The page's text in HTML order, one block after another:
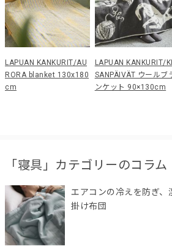
LAPUAN KANKURIT/AU
RORA blanket 130x180
cm
LAPUAN KANKURIT/
SANPÄIVÄT ウールブ
ンケット 90×130cm
「寝具」カテゴリーのコラム
エアコンの冷えを防ぎ
掛け布団